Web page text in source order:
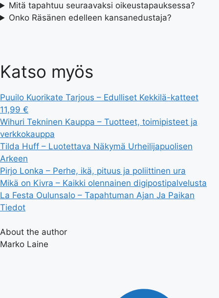
Mitä tapahtuu seuraavaksi oikeustapauksessa?
Onko Räsänen edelleen kansanedustaja?
Katso myös
Puuilo Kuorikate Tarjous – Edulliset Kekkilä-katteet
11,99 €
Wihuri Tekninen Kauppa – Tuotteet, toimipisteet ja
verkkokauppa
Tilda Huff – Luotettava Näkymä Urheilijapuolisen
Arkeen
Pirjo Lonka – Perhe, ikä, pituus ja poliittinen ura
Mikä on Kivra – Kaikki olennainen digipostipalvelusta
La Festa Oulunsalo – Tapahtuman Ajan Ja Paikan
Tiedot
About the author
Marko Laine